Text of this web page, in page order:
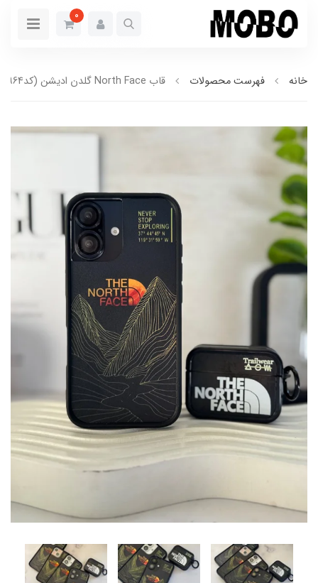
0
خانه فهرست محصولات قاب North Face گلدن ادیشن (کدC1964)